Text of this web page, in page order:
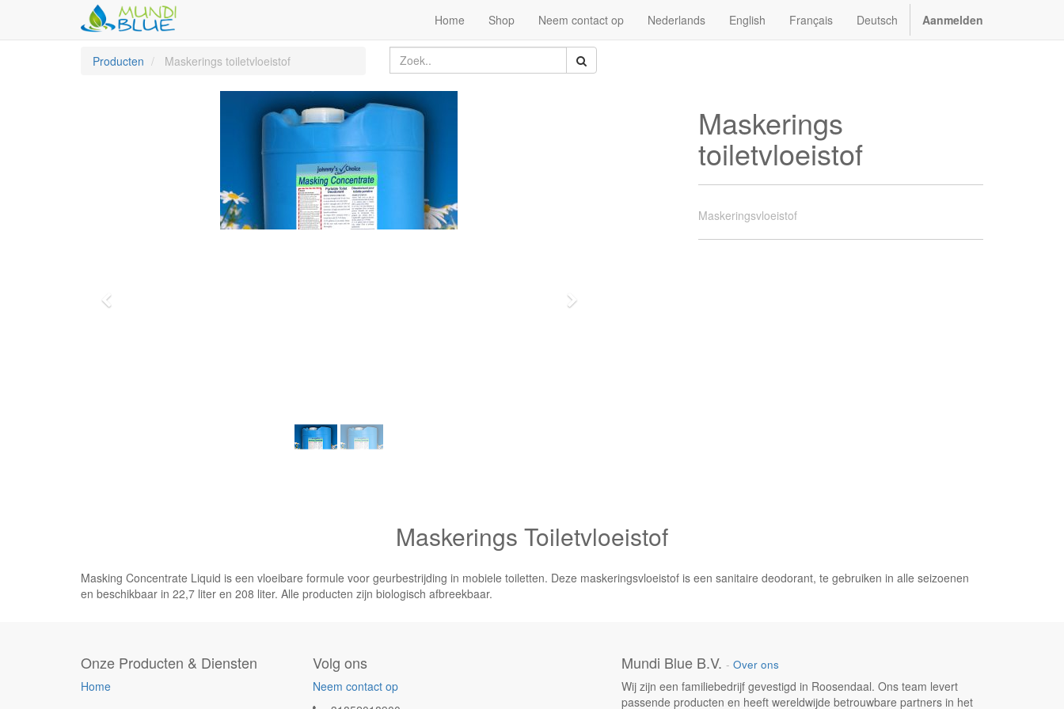
Home Shop Neem contact op Nederlands English Français Deutsch Aanmelden
Producten Maskerings toiletvloeistof
Volgende
Maskerings
toiletvloeistof
Maskeringsvloeistof
Maskerings Toiletvloeistof
Masking Concentrate Liquid is een vloeibare formule voor geurbestrijding in mobiele toiletten. Deze maskeringsvloeistof is een sanitaire deodorant, te gebruiken in alle seizoenen
en beschikbaar in 22,7 liter en 208 liter. Alle producten zijn biologisch afbreekbaar.
Onze Producten & Diensten
Home
Volg ons
Neem contact op
Mundi Blue B.V. - Over ons
Wij zijn een familiebedrijf gevestigd in Roosendaal. Ons team levert
passende producten en heeft wereldwijde betrouwbare partners in het